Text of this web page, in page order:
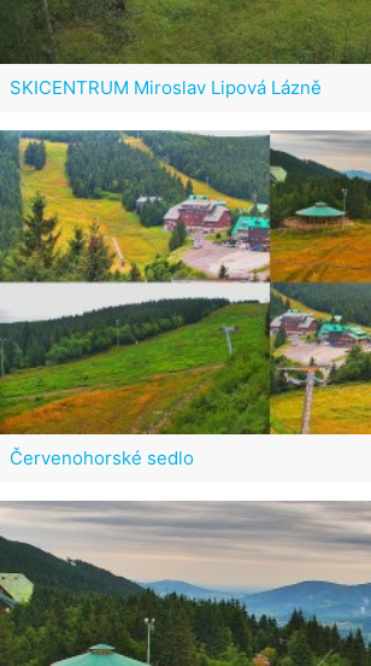
SKICENTRUM Miroslav Lipová Lázně
Červenohorské sedlo